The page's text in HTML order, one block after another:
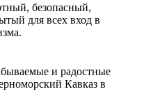
безопасный,
для всех вход в
и радостные
Кавказ в